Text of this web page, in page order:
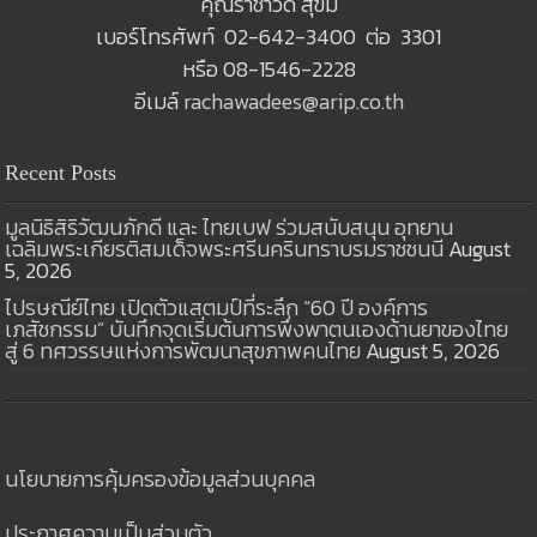
เบอร์โทรศัพท์ 02-642-3400 ต่อ 3301
หรือ 08-1546-2228
อีเมล์rachawadees@arip.co.th
Recent Posts
มูลนิธิสิริวัฒนภักดี และ ไทยเบฟ ร่วมสนับสนุน อุทยาน
เฉลิมพระเกียรติสมเด็จพระศรีนครินทราบรมราชชนนี August
5, 2026
ไปรษณีย์ไทย เปิดตัวแสตมป์ที่ระลึก “60 ปี องค์การ
เภสัชกรรม” บันทึกจุดเริ่มต้นการพึ่งพาตนเองด้านยาของไทย
สู่ 6 ทศวรรษแห่งการพัฒนาสุขภาพคนไทย August 5, 2026
นโยบายการคุ้มครองข้อมูลส่วนบุคคล